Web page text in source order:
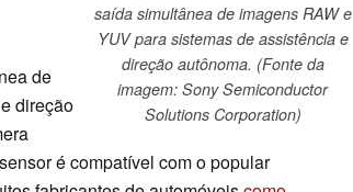
saída simultânea de imagens RAW e
YUV para sistemas de assistência e
direção autônoma. (Fonte da
imagem: Sony Semiconductor
Solutions Corporation)
de
direção
é compatível com o popular